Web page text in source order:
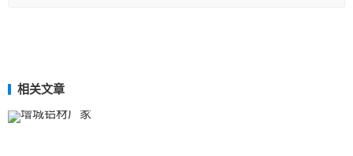
相关文章